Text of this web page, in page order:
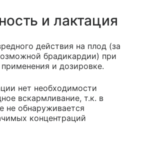
и лактация
действия на плод (за
брадикардии) при
и дозировке.
нет необходимости
вскармливание, т.к. в
не обнаруживается
концентраций